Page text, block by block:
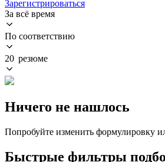
Зарегистрироваться
За всё время
По соответствию
20 резюме
Ничего не нашлось
Попробуйте изменить формулировку
Быстрые фильтры